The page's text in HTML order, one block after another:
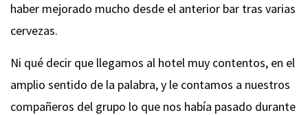
haber mejorado mucho desde el anterior bar tras varias
cervezas.
Ni qué decir que llegamos al hotel muy contentos, en el
amplio sentido de la palabra, y le contamos a nuestros
compañeros del grupo lo que nos había pasado durante